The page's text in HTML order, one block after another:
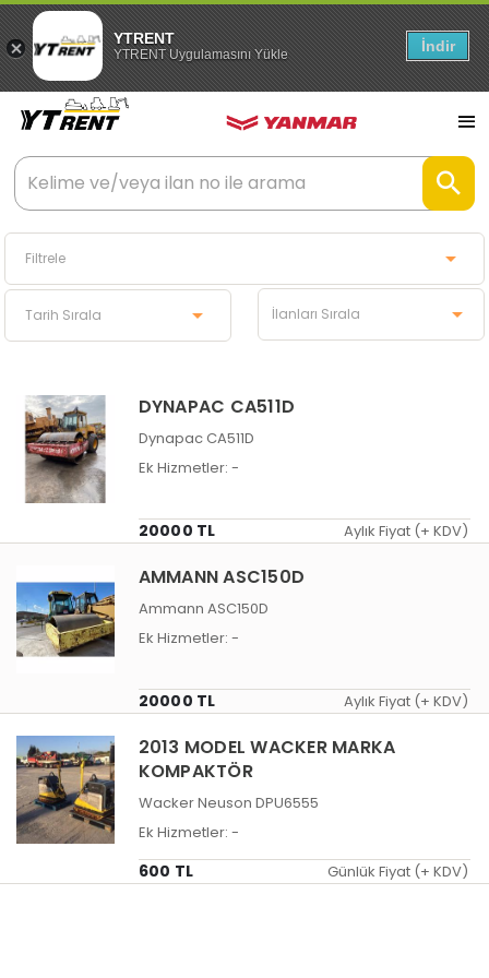
YTRENT
YTRENT Uygulamasını Yükle İndir
DYNAPAC CA511D
Dynapac CA511D
Ek Hizmetler: -
20000 TL Aylık Fiyat (+ KDV)
AMMANN ASC150D
Ammann ASC150D
Ek Hizmetler: -
20000 TL Aylık Fiyat (+ KDV)
2013 MODEL WACKER MARKA
KOMPAKTÖR
Wacker Neuson DPU6555
Ek Hizmetler: -
600 TL Günlük Fiyat (+ KDV)